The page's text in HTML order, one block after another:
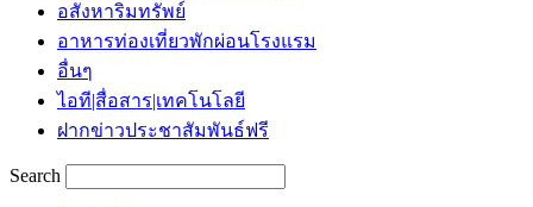
อสังหาริมทรัพย์
อาหารท่องเที่ยวพักผ่อนโรงแรม
อื่นๆ
ไอที|สื่อสาร|เทคโนโลยี
ฝากข่าวประชาสัมพันธ์ฟรี
Search